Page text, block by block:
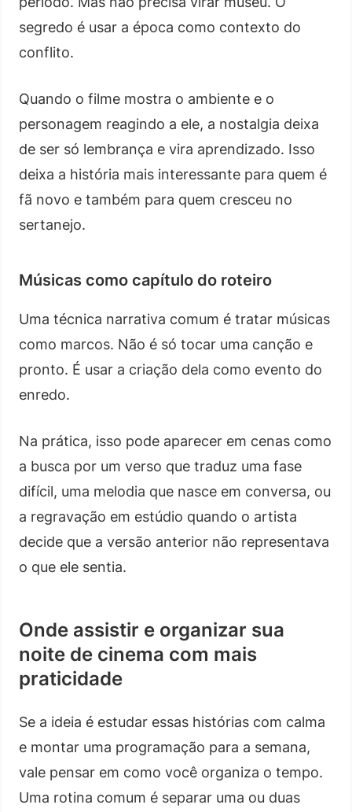
segredo é usar a época como contexto do
conflito.
Quando o filme mostra o ambiente e o
personagem reagindo a ele, a nostalgia deixa
de ser só lembrança e vira aprendizado. Isso
deixa a história mais interessante para quem é
fã novo e também para quem cresceu no
sertanejo.
Músicas como capítulo do roteiro
Uma técnica narrativa comum é tratar músicas
como marcos. Não é só tocar uma canção e
pronto. É usar a criação dela como evento do
enredo.
Na prática, isso pode aparecer em cenas como
a busca por um verso que traduz uma fase
difícil, uma melodia que nasce em conversa, ou
a regravação em estúdio quando o artista
decide que a versão anterior não representava
o que ele sentia.
Onde assistir e organizar sua
noite de cinema com mais
praticidade
Se a ideia é estudar essas histórias com calma
e montar uma programação para a semana,
vale pensar em como você organiza o tempo.
Uma rotina comum é separar uma ou duas